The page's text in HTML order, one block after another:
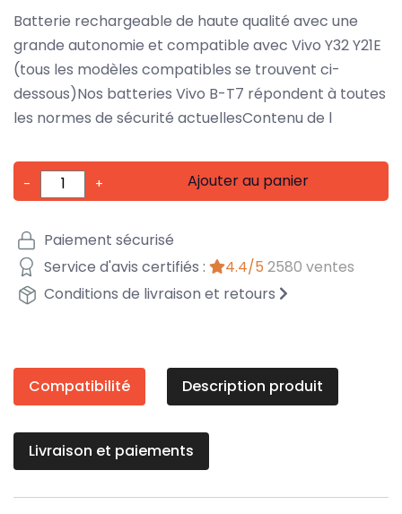
Batterie rechargeable de haute qualité avec une
grande autonomie et compatible avec Vivo Y32 Y21E
(tous les modèles compatibles se trouvent ci-
dessous)Nos batteries Vivo B-T7 répondent à toutes
les normes de sécurité actuellesContenu de l
- + Ajouter au panier
Paiement sécurisé
Service d'avis certifiés :
4.4/5 2580 ventes
Conditions de livraison et retours
Compatibilité Description produit
Livraison et paiements